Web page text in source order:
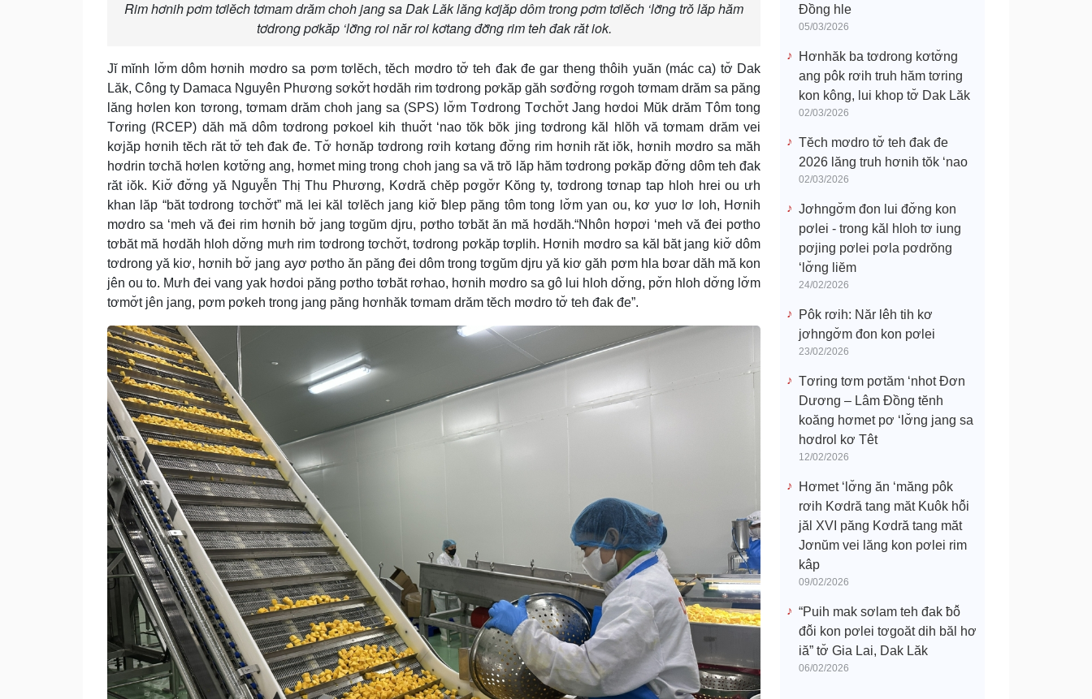
Rim hơnih pơm tơlĕch tơmam drăm choh jang sa Dak Lăk lăng kơjăp dôm trong pơm tơlĕch ‘lơ̆ng trŏ lăp hăm
tơdrong pơkăp ‘lơ̆ng roi năr roi kơtang đơ̆ng rim teh đak răt iok.
Jĭ mĭnh lơ̆m dôm hơnih mơdro sa pơm tơlĕch, tĕch mơdro tơ̆ teh đak đe gar theng thôih yuăn (mác ca) tơ̆ Dak
Lăk, Công ty Damaca Nguyên Phương sơkơ̆t hơdăh rim tơdrong pơkăp găh sơđơ̆ng rơgoh tơmam drăm sa păng
lăng hơlen kon tơrong, tơmam drăm choh jang sa (SPS) lơ̆m Tơdrong Tơchơ̆t Jang hơdoi Mŭk drăm Tôm tong
Tơring (RCEP) dăh mă dôm tơdrong pơkoel kih thuơ̆t ‘nao tŏk bŏk jing tơdrong kăl hlŏh vă tơmam drăm vei
kơjăp hơnih tĕch răt tơ̆ teh đak đe. Tơ̆ hơnăp tơdrong rơih kơtang đơ̆ng rim hơnih răt iŏk, hơnih mơdro sa măh
hơdrin tơchă hơlen kơtơ̆ng ang, hơmet ming trong choh jang sa vă trŏ lăp hăm tơdrong pơkăp đơ̆ng dôm teh đak
răt iŏk. Kiơ̆ đơ̆ng yă Nguyễn Thị Thu Phương, Kơdră chĕp pơgơ̆r Kŏng ty, tơdrong tơnap tap hloh hrei ou ưh
khan lăp “băt tơdrong tơchơ̆t” mă lei kăl tơlĕch jang kiơ̆ ƀlep păng tôm tong lơ̆m yan ou, kơ yuơ lơ loh, Hơnih
mơdro sa ‘meh vă đei rim hơnih bơ̆ jang tơgŭm djru, pơtho tơbăt ăn mă hơdăh.“Nhôn hơpơi ‘meh vă đei pơtho
tơbăt mă hơdăh hloh dơ̆ng mưh rim tơdrong tơchơ̆t, tơdrong pơkăp tơplih. Hơnih mơdro sa kăl băt jang kiơ̆ dôm
tơdrong yă kiơ, hơnih bơ̆ jang ayơ pơtho ăn păng đei dôm trong tơgŭm djru yă kiơ găh pơm hla bơar dăh mă kon
jên ou to. Mưh đei vang yak hơdoi păng pơtho tơbăt rơhao, hơnih mơdro sa gô lui hloh dơ̆ng, pơ̆n hloh dơ̆ng lơ̆m
tơmơ̆t jên jang, pơm pơkeh trong jang păng hơnhăk tơmam drăm tĕch mơdro tơ̆ teh đak đe”.
Đồng hle
05/03/2026
Hơnhăk ba tơdrong kơtơ̆ng
ang pôk rơih truh hăm tơring
kon kông, lui khop tơ̆ Dak Lăk
02/03/2026
Tĕch mơdro tơ̆ teh đak đe
2026 lăng truh hơnih tŏk ‘nao
02/03/2026
Jơhngơ̆m đon lui đơ̆ng kon
pơlei - trong kăl hloh tơ iung
pơjing pơlei pơla pơdrŏng
‘lơ̆ng liĕm
24/02/2026
Pôk rơih: Năr lêh tih kơ
jơhngơ̆m đon kon pơlei
23/02/2026
Tơring tơm pơtăm ‘nhot Đơn
Dương – Lâm Đồng tĕnh
koăng hơmet pơ ‘lơ̆ng jang sa
hơdrol kơ Têt
12/02/2026
Hơmet ‘lơ̆ng ăn ‘măng pôk
rơih Kơdră tang măt Kuôk hô̆i
jăl XVI păng Kơdră tang măt
Jơnŭm vei lăng kon pơlei rim
kâp
09/02/2026
“Puih mak sơlam teh đak ƀô̆
đô̆i kon pơlei tơgoăt dih băl hơ
iă” tơ̆ Gia Lai, Dak Lăk
06/02/2026